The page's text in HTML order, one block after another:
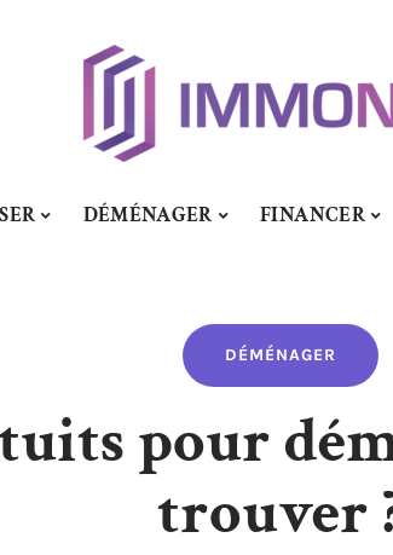
DÉMÉNAGER FINANCER
DÉMÉNAGER
pour
trouver